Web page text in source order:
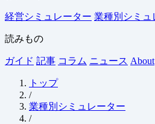
経営シミュレーター 業種別シミュ
読みもの
ガイド 記事 コラム ニュース About
トップ
/
業種別シミュレーター
/